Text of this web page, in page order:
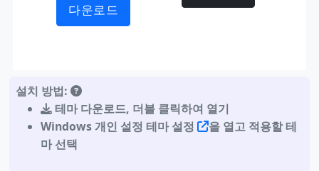
다운로드
설치 방법:
테마 다운로드, 더블 클릭하여 열기
Windows 개인 설정 테마 설정
을 열고 적용할 테
마 선택